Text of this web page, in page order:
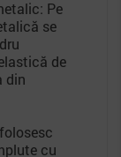
Pe
se
de
din
cu